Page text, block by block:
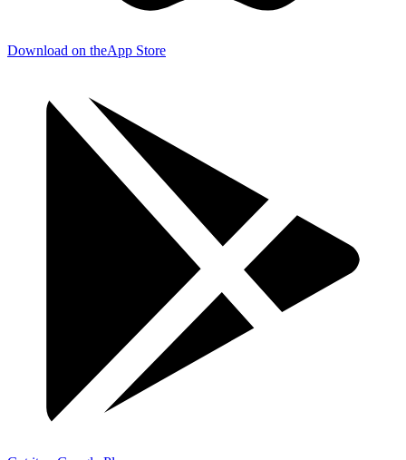
Download on theApp Store